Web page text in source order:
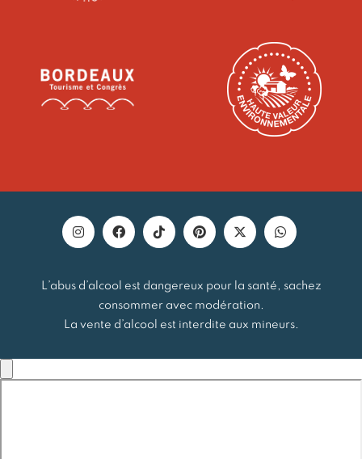
L’abus d’alcool est dangereux pour la santé, sachez
consommer avec modération.
La vente d’alcool est interdite aux mineurs.